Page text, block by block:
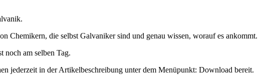
Chemikern, die selbst Galvaniker sind und genau wissen, worauf es ankommt.
noch am selben Tag.
jederzeit in der Artikelbeschreibung unter dem Menüpunkt: Download bereit.